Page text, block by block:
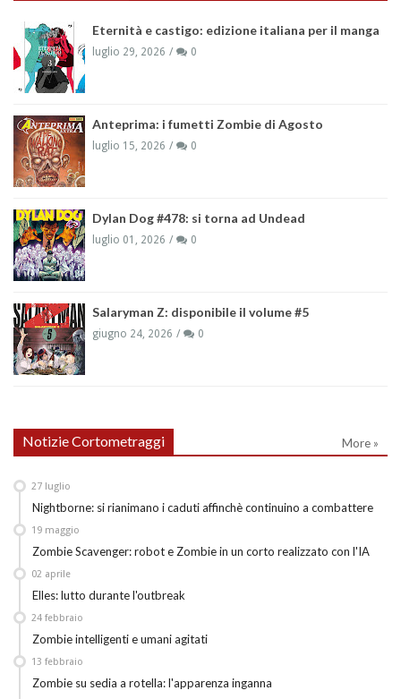
Eternità e castigo: edizione italiana per il manga
luglio 29, 2026 0
Anteprima: i fumetti Zombie di Agosto
luglio 15, 2026 0
Dylan Dog #478: si torna ad Undead
luglio 01, 2026 0
Salaryman Z: disponibile il volume #5
giugno 24, 2026 0
Notizie Cortometraggi More »
Nightborne: si rianimano i caduti affinchè continuino a combattere
27 luglio
Zombie Scavenger: robot e Zombie in un corto realizzato con l'IA
19 maggio
Elles: lutto durante l'outbreak
02 aprile
Zombie intelligenti e umani agitati
24 febbraio
Zombie su sedia a rotella: l'apparenza inganna
13 febbraio